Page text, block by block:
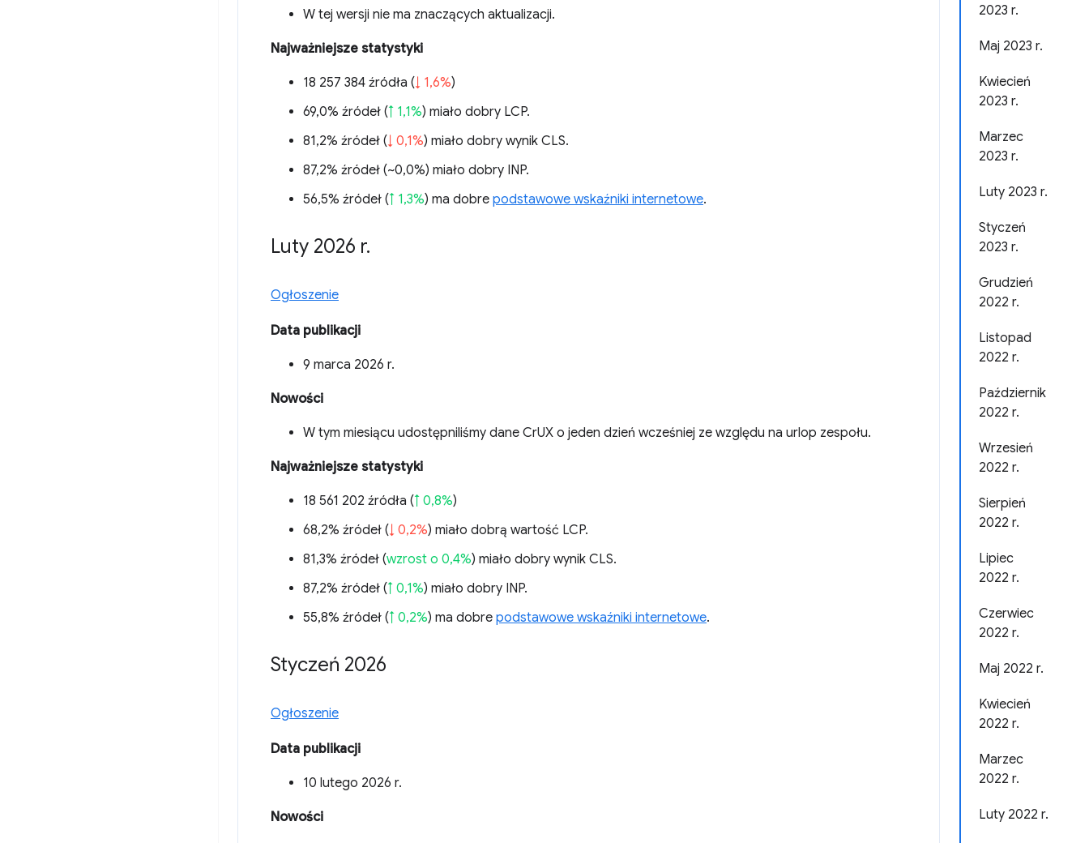
2023 r.
Maj 2023 r.
Kwiecień
2023 r.
Marzec
2023 r.
Luty 2023 r.
Styczeń
2023 r.
Grudzień
2022 r.
Listopad
2022 r.
Październik
2022 r.
Wrzesień
2022 r.
Sierpień
2022 r.
Lipiec
2022 r.
Czerwiec
2022 r.
Maj 2022 r.
Kwiecień
2022 r.
Marzec
2022 r.
Luty 2022 r.
W tej wersji nie ma znaczących aktualizacji.
Najważniejsze statystyki
18 257 384 źródła (↓ 1,6%)
69,0% źródeł (↑ 1,1%) miało dobry LCP.
81,2% źródeł (↓ 0,1%) miało dobry wynik CLS.
87,2% źródeł (~0,0%) miało dobry INP.
56,5% źródeł (↑ 1,3%) ma dobre podstawowe wskaźniki internetowe.
Luty 2026 r.
Ogłoszenie
Data publikacji
9 marca 2026 r.
Nowości
W tym miesiącu udostępniliśmy dane CrUX o jeden dzień wcześniej ze względu na urlop zespołu.
Najważniejsze statystyki
18 561 202 źródła (↑ 0,8%)
68,2% źródeł (↓ 0,2%) miało dobrą wartość LCP.
81,3% źródeł (wzrost o 0,4%) miało dobry wynik CLS.
87,2% źródeł (↑ 0,1%) miało dobry INP.
55,8% źródeł (↑ 0,2%) ma dobre podstawowe wskaźniki internetowe.
Styczeń 2026
Ogłoszenie
Data publikacji
10 lutego 2026 r.
Nowości